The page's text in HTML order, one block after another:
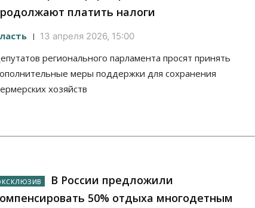
платить налоги
13 апреля 2026, 15:00
регионального парламента просят принять
меры поддержки для сохранения
хозяйств
В России предложили
50% отдыха многодетным